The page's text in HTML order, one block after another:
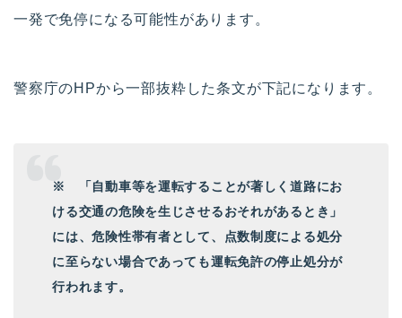
一発で免停になる可能性があります。
警察庁のHPから一部抜粋した条文が下記になります。
※ 「自動車等を運転することが著しく道路にお
ける交通の危険を生じさせるおそれがあるとき」
には、危険性帯有者として、点数制度による処分
に至らない場合であっても運転免許の停止処分が
行われます。